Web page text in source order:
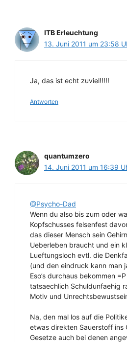
ITB Erleuchtung
13. Juni 2011 um 23:58
Ja, das ist echt zuviel!!!!!
Antworten
quantumzero
14. Juni 2011 um 16:39
@Psycho-Dad
Wenn du also bis zum oder
Kopfschusses felsenfest
das dieser Mensch sein
Ueberleben braucht und ein
Lueftungsloch evtl. die
(und den eindruck kann man
Eso’s durchaus bekommen
tatsaechlich Schuldunfaehig
Motiv und
Na, den mal los auf die
etwas direkten Sauerstoff ins
Gesetze auch bei denen